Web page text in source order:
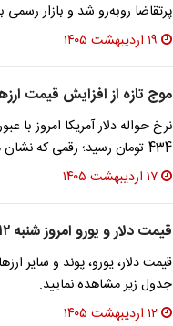
پرتقاضا روبه‌رو شد و بازار رسمی
۱۹ اردیبهشت ۱۴۰۵
موج تازه از افزایش قیمت
434 تومان رسید؛ رقمی که نشان می‌دهد روند…
۱۷ اردیبهشت ۱۴۰۵
قیمت دلار و یورو امروز شنبه ۱۲ اردیبهشت/ دلار در بازار آزاد چند؟
جدول زیر مشاهده نمایید.
۱۲ اردیبهشت ۱۴۰۵